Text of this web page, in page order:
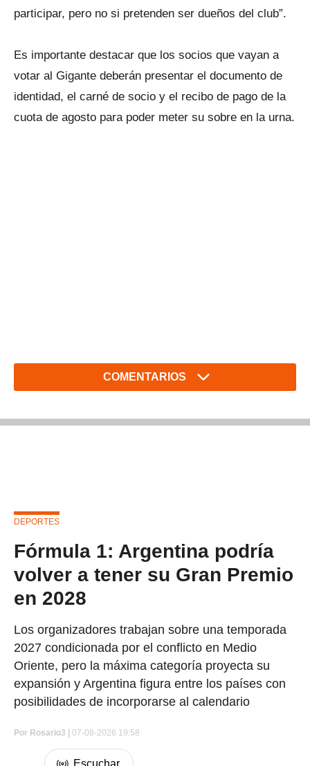
participar, pero no si pretenden ser dueños del club”.
Es importante destacar que los socios que vayan a
votar al Gigante deberán presentar el documento de
identidad, el carné de socio y el recibo de pago de la
cuota de agosto para poder meter su sobre en la urna.
COMENTARIOS